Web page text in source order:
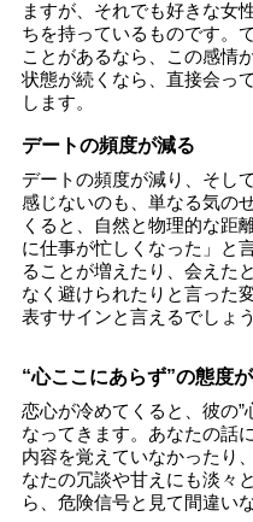
ますが、それでも好きな女
ちを持っているものです。
ことがあるなら、この感情
状態が続くなら、直接会っ
します。
デートの頻度が減る
デートの頻度が減り、そし
感じないのも、単なる気の
くると、自然と物理的な距
に仕事が忙しくなった」と
ることが増えたり、会えた
なく避けられたりと言った
表すサインと言えるでしょう
“心ここにあらず”の態度
恋心が冷めてくると、彼の”
なってきます。あなたの話
内容を覚えていなかったり
なたの冗談や甘えにも淡々
ら、危険信号と見て間違い